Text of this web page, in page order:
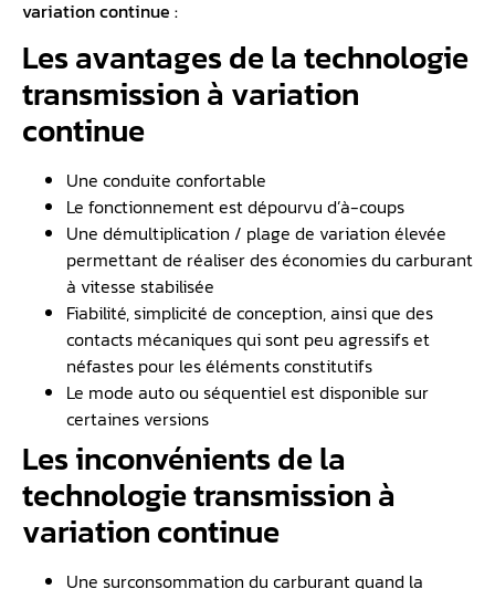
variation continue :
Les avantages de la technologie
transmission à variation
continue
Une conduite confortable
Le fonctionnement est dépourvu d’à-coups
Une démultiplication / plage de variation élevée
permettant de réaliser des économies du carburant
à vitesse stabilisée
Fiabilité, simplicité de conception, ainsi que des
contacts mécaniques qui sont peu agressifs et
néfastes pour les éléments constitutifs
Le mode auto ou séquentiel est disponible sur
certaines versions
Les inconvénients de la
technologie transmission à
variation continue
Une surconsommation du carburant quand la